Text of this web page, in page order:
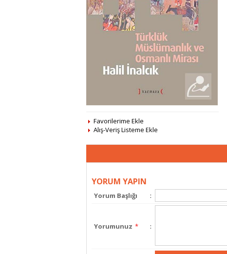
Favorilerime Ekle
Alış-Veriş Listeme Ekle
YORUM YAPIN
Yorum Başlığı :
Yorumunuz * :